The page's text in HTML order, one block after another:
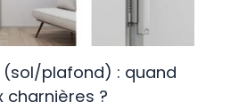
plafond) : quand
charnières ?